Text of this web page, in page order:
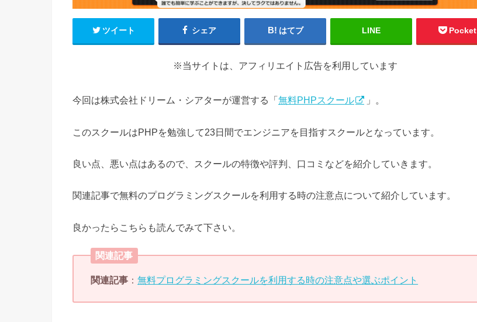
ツイート シェア はてブ LINE Pocket
※当サイトは、アフィリエイト広告を利用しています
今回は株式会社ドリーム・シアターが運営する「無料PHPスクール 」。
このスクールはPHPを勉強して23日間でエンジニアを目指すスクールとなっています。
良い点、悪い点はあるので、スクールの特徴や評判、口コミなどを紹介していきます。
関連記事で無料のプログラミングスクールを利用する時の注意点について紹介しています。
良かったらこちらも読んでみて下さい。
関連記事
関連記事 ：無料プログラミングスクールを利用する時の注意点や選ぶポイント